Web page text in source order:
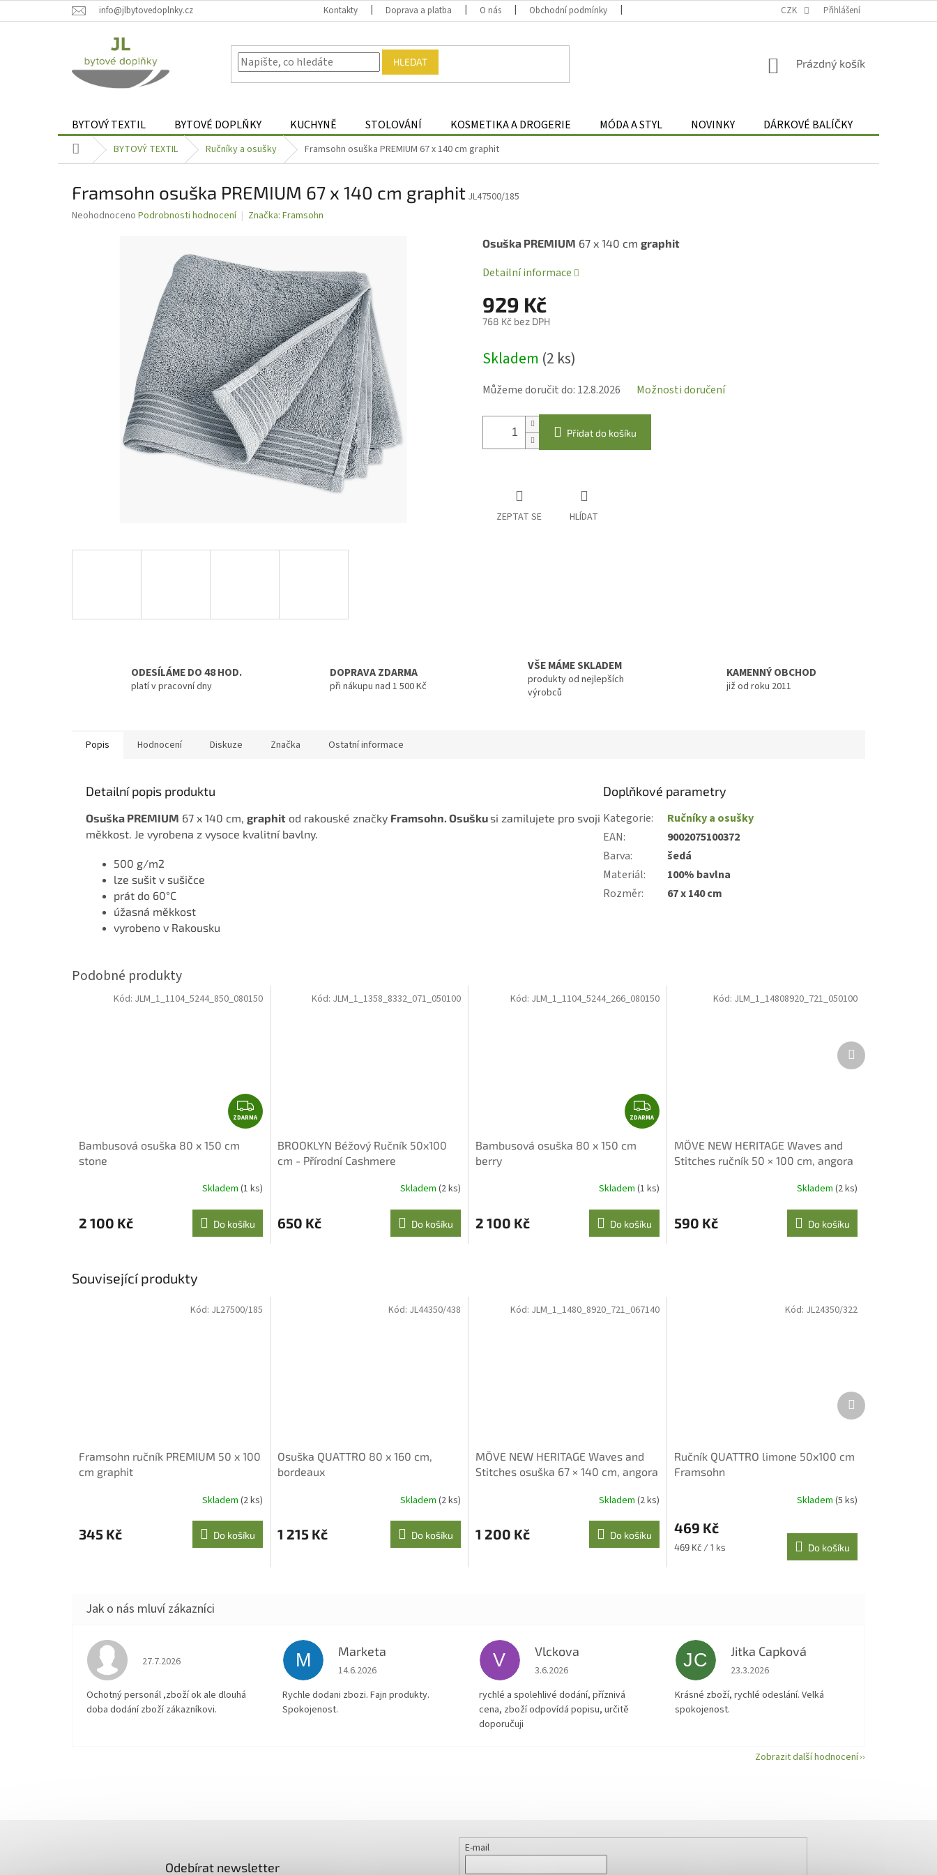
na
info@jlbytovedoplnky.cz Kontakty Doprava a platba O nás Obchodní podmínky Odstoupení od smlouvy
CZK Přihlášení
HLEDAT
NÁKUPNÍ
Prázdný košík
BYTOVÝ TEXTIL BYTOVÉ DOPLŇKY KUCHYNĚ STOLOVÁNÍ KOSMETIKA A DROGERIE MÓDA A STYL NOVINKY DÁRKOVÉ BALÍČKY
Domů BYTOVÝ TEXTIL Ručníky a osušky Framsohn osuška PREMIUM 67 x 140 cm graphit
Framsohn osuška PREMIUM 67 x 140 cm graphit JL47500/185
Průměrné
Neohodnoceno Podrobnosti hodnocení Značka: Framsohn
929 Kč
768 Kč bez DPH
cena:
Skladem (2 ks)
Můžeme doručit do: 12.8.2026 Možnosti doručení
Přidat do košíku
Osuška PREMIUM 67 x 140 cm graphit
Detailní informace
ZEPTAT SE HLÍDAT
ODESÍLÁME DO 48 HOD.
platí v pracovní dny
DOPRAVA ZDARMA
při nákupu nad 1 500 Kč
VŠE MÁME SKLADEM
produkty od nejlepších
výrobců
KAMENNÝ OBCHOD
již od roku 2011
Popis Hodnocení Diskuze Značka Ostatní informace
Detailní popis produktu
Osuška PREMIUM 67 x 140 cm, graphit od rakouské značky Framsohn. Osuškusi zamilujete pro svoji
měkkost. Je vyrobena z vysoce kvalitní bavlny.
500 g/m2
lze sušit v sušičce
prát do 60°C
úžasná měkkost
vyrobeno v Rakousku
Doplňkové parametry
Kategorie:
Ručníky a osušky
EAN:
9002075100372
Barva:
šedá
Materiál:
100% bavlna
Rozměr: 67 x 140 cm
Z
D
A
ZDARMA
Bambusová osuška 80 x 150 cm
stone
Skladem (1 ks)
2 100 Kč Do košíku
Kód: JLM_1_1104_5244_850_080150
BROOKLYN Béžový Ručník 50x100
cm - Přírodní Cashmere
Skladem (2 ks)
650 Kč Do košíku
Kód: JLM_1_1358_8332_071_050100
Z
D
A
ZDARMA
Bambusová osuška 80 x 150 cm
berry
Skladem (1 ks)
2 100 Kč Do košíku
Kód: JLM_1_1104_5244_266_080150
MÖVE NEW HERITAGE Waves and
Stitches ručník 50 × 100 cm, angora
Skladem (2 ks)
590 Kč Do košíku
Kód: JLM_1_14808920_721_050100
Další
produkt
Související produkty
Framsohn ručník PREMIUM 50 x 100
cm graphit
Skladem (2 ks)
345 Kč Do košíku
Kód: JL27500/185
Osuška QUATTRO 80 x 160 cm,
bordeaux
produktu
je
Skladem(2 ks)
1 215 Kč Do košíku
Kód: JL44350/438
MÖVE NEW HERITAGE Waves and
Stitches osuška 67 × 140 cm, angora
Skladem (2 ks)
1 200 Kč Do košíku
Kód: JLM_1_1480_8920_721_067140
Ručník QUATTRO limone 50x100 cm
Framsohn
produktu
je
5,0
Skladem(5 ks)
469 Kč
Měrná
469 Kč / 1 ks Do košíku
Kód: JL24350/322
Další
produkt
Hodnocení obchodu je 4 z 5 hvězdiček.
27.7.2026
Ochotný personál ,zboží ok ale dlouhá
doba dodání zboží zákazníkovi.
M Marketa
Hodnocení obchodu je 5 z 5 hvězdiček.
14.6.2026
Rychle dodani zbozi. Fajn produkty.
Spokojenost.
V Vlckova
Hodnocení obchodu je 5 z 5 hvězdiček.
3.6.2026
rychlé a spolehlivé dodání, příznivá
cena, zboží odpovídá popisu, určitě
doporučuji
JC Jitka Capková
Hodnocení obchodu je 5 z 5 hvězdiček.
23.3.2026
Krásné zboží, rychlé odeslání. Velká
spokojenost.
Zobrazit další hodnocení
Odebírat newsletter
E-mail